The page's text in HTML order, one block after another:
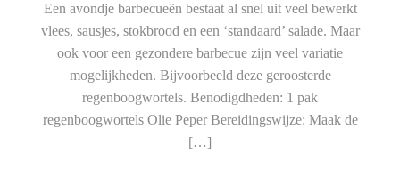
Een avondje barbecueën bestaat al snel uit veel bewerkt
vlees, sausjes, stokbrood en een ‘standaard’ salade. Maar
ook voor een gezondere barbecue zijn veel variatie
mogelijkheden. Bijvoorbeeld deze geroosterde
regenboogwortels. Benodigdheden: 1 pak
regenboogwortels Olie Peper Bereidingswijze: Maak de
[…]